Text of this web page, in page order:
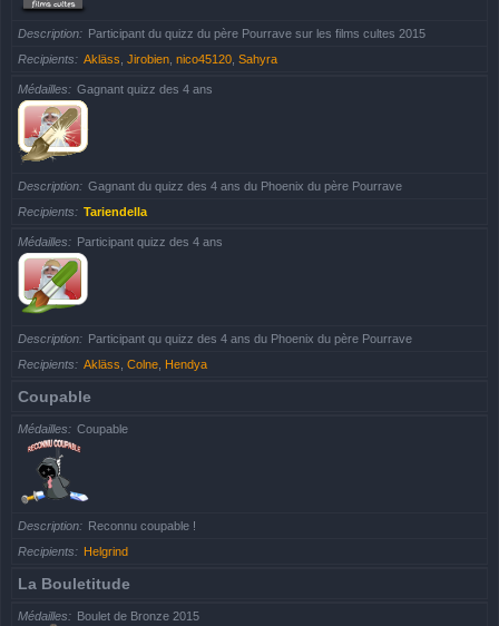
Description
Participant du quizz du père Pourrave sur les films cultes 2015
Recipients
Akläss Jirobien nico45120 Sahyra
Médailles Gagnant quizz des 4 ans
Description
Gagnant du quizz des 4 ans du Phoenix du père Pourrave
Recipients
Tariendella
Médailles Participant quizz des 4 ans
Description
Participant qu quizz des 4 ans du Phoenix du père Pourrave
Recipients
Akläss Colne Hendya
Coupable
Médailles Coupable
Description
Reconnu coupable !
Recipients
Helgrind
La Bouletitude
Médailles Boulet de Bronze 2015